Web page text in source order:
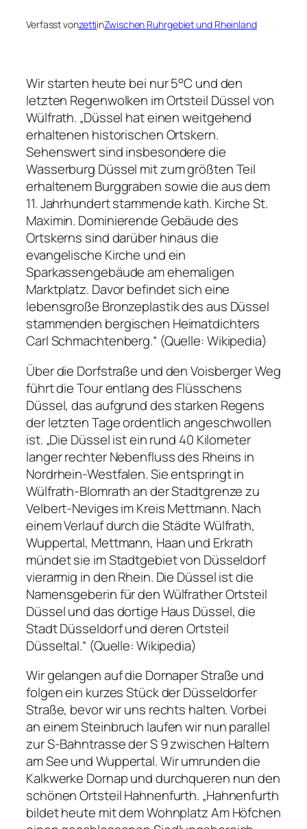
Verfasst vonzettiinZwischen Ruhrgebiet und Rheinland
Wir starten heute bei nur 5°C und den
letzten Regenwolken im Ortsteil Düssel von
Wülfrath. „Düssel hat einen weitgehend
erhaltenen historischen Ortskern.
Sehenswert sind insbesondere die
Wasserburg Düssel mit zum größten Teil
erhaltenem Burggraben sowie die aus dem
11. Jahrhundert stammende kath. Kirche St.
Maximin. Dominierende Gebäude des
Ortskerns sind darüber hinaus die
evangelische Kirche und ein
Sparkassengebäude am ehemaligen
Marktplatz. Davor befindet sich eine
lebensgroße Bronzeplastik des aus Düssel
stammenden bergischen Heimatdichters
Carl Schmachtenberg.“ (Quelle: Wikipedia)
Über die Dorfstraße und den Voisberger Weg
führt die Tour entlang des Flüsschens
Düssel, das aufgrund des starken Regens
der letzten Tage ordentlich angeschwollen
ist. „Die Düssel ist ein rund 40 Kilometer
langer rechter Nebenfluss des Rheins in
Nordrhein-Westfalen. Sie entspringt in
Wülfrath-Blomrath an der Stadtgrenze zu
Velbert-Neviges im Kreis Mettmann. Nach
einem Verlauf durch die Städte Wülfrath,
Wuppertal, Mettmann, Haan und Erkrath
mündet sie im Stadtgebiet von Düsseldorf
vierarmig in den Rhein. Die Düssel ist die
Namensgeberin für den Wülfrather Ortsteil
Düssel und das dortige Haus Düssel, die
Stadt Düsseldorf und deren Ortsteil
Düsseltal.“ (Quelle: Wikipedia)
Wir gelangen auf die Dornaper Straße und
folgen ein kurzes Stück der Düsseldorfer
Straße, bevor wir uns rechts halten. Vorbei
an einem Steinbruch laufen wir nun parallel
zur S-Bahntrasse der S 9 zwischen Haltern
am See und Wuppertal. Wir umrunden die
Kalkwerke Dornap und durchqueren nun den
schönen Ortsteil Hahnenfurth. „Hahnenfurth
bildet heute mit dem Wohnplatz Am Höfchen